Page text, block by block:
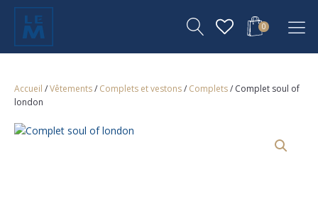
0
Accueil /Vêtements/ Complets et vestons/ Complets/ Complet soul of
london